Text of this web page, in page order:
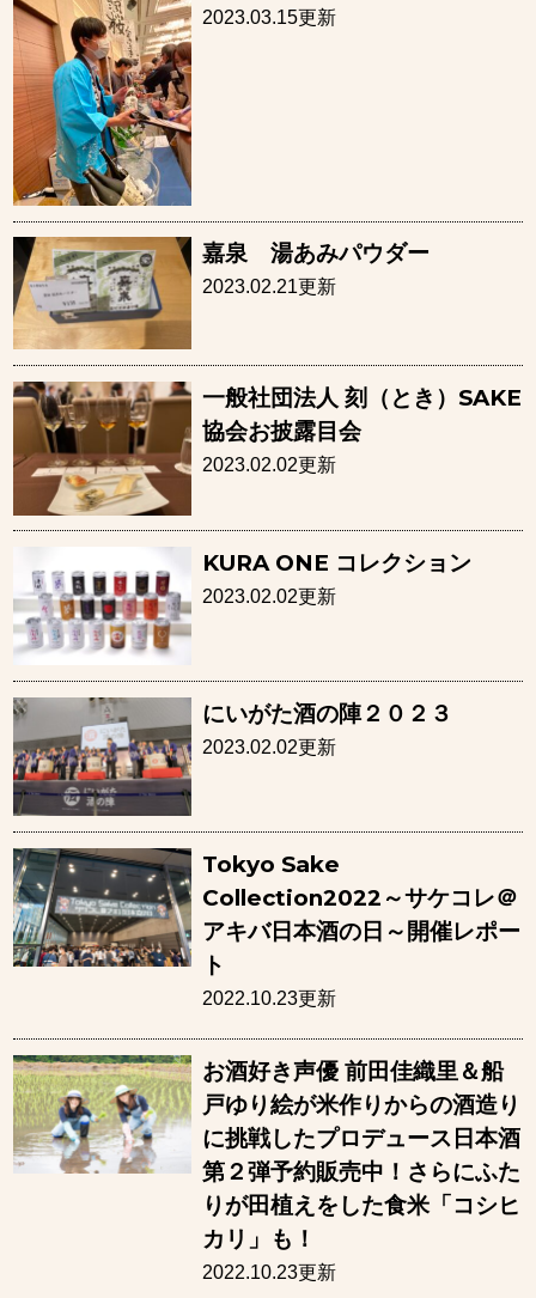
2023.03.15更新
嘉泉 湯あみパウダー
2023.02.21更新
一般社団法人 刻（とき）SAKE
協会お披露目会
2023.02.02更新
KURA ONE コレクション
2023.02.02更新
にいがた酒の陣２０２３
2023.02.02更新
Tokyo Sake
Collection2022～サケコレ＠
アキバ日本酒の日～開催レポー
ト
2022.10.23更新
お酒好き声優 前田佳織里＆船
戸ゆり絵が米作りからの酒造り
に挑戦したプロデュース日本酒
第２弾予約販売中！さらにふた
りが田植えをした食米「コシヒ
カリ」も！
2022.10.23更新